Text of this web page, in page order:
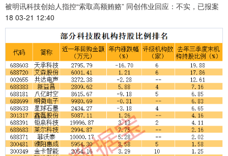
被明讯科技创始人指控“索取高额贿赂” 同创伟业回应：不实，已报案
18 03-21 12:40